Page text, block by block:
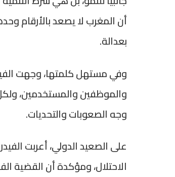
أن المغرب لا يصعد بالأرقام
بعدالة.
وفي مستهل كلمتها، وجهت
والموظفين والمستخدمين،
وجه الصعوبات والتحديات.
على الصعيد الدولي، أعربت
الاحتلال، ومؤكدة أن القضية